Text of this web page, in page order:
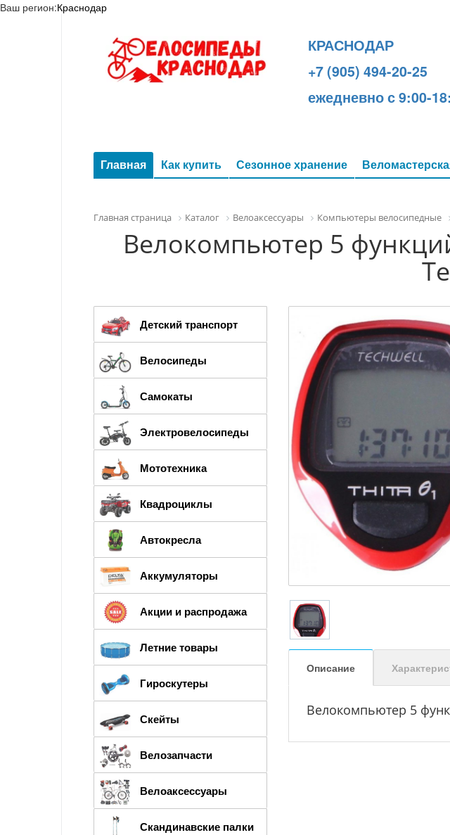
Ваш регион:Краснодар
КРАСНОДАР
+7 (905) 494-20-25
ежедневно с 9:00-
Главная Как купить Сезонное хранение
Главная страница Каталог Велоаксессуары Компьютеры велосипедные
Велокомпьютер 5
Описание
Велокомпьютер 5
Детский транспорт
Велосипеды
Самокаты
Электровелосипеды
Мототехника
Квадроциклы
Автокресла
Аккумуляторы
Акции и распродажа
Летние товары
Гироскутеры
Скейты
Велозапчасти
Велоаксессуары
Скандинавские палки